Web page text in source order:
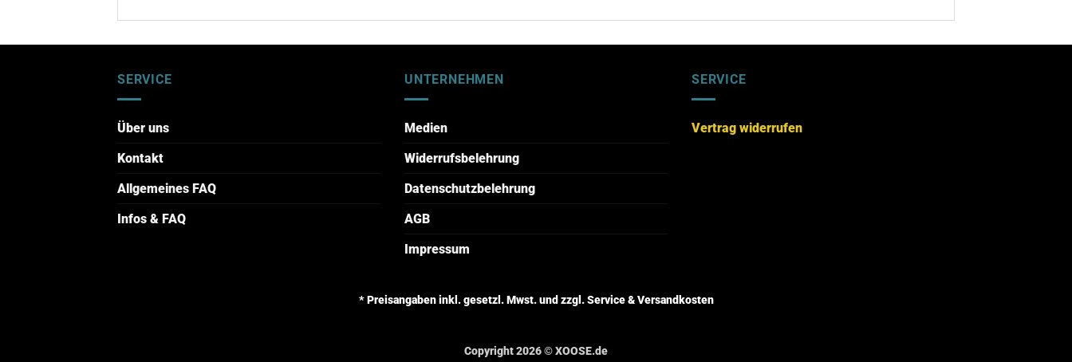
SERVICE
Über uns
Kontakt
Allgemeines FAQ
Infos & FAQ
UNTERNEHMEN
Medien
Widerrufsbelehrung
Datenschutzbelehrung
AGB
Impressum
SERVICE
Vertrag widerrufen
* Preisangaben inkl. gesetzl. Mwst. und zzgl. Service & Versandkosten
Copyright 2026 ©XOOSE.de